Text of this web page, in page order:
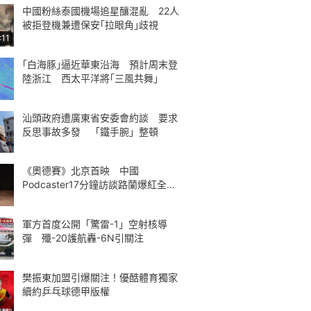
中國粉絲泰國機場追星釀混亂 22人
被拒登機兼遭保安｢拉眼角｣歧視
｢白海豚｣逼近華東沿海 預計周末登
陸浙江 西太平洋將｢三風共舞｣
汕頭政府遭廣東省安委會約談 要求
反思事故多發 「鐵手腕」整頓
《奧德賽》北京首映 中國
Podcaster17分鐘訪談路蘭爆紅全球
軍方首度公開「驚雷-1」空射核導
彈 殲-20護航轟-6N引關注
樊振東加盟引爆關注！優酷體育獨家
續約乒乓球德甲版權